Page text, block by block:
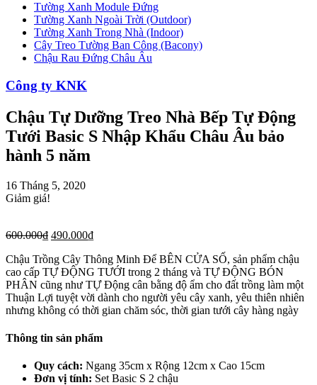
Tường Xanh Module Đứng
Tường Xanh Ngoài Trời (Outdoor)
Tường Xanh Trong Nhà (Indoor)
Cây Treo Tường Ban Công (Bacony)
Chậu Rau Đứng Châu Âu
Công ty KNK
Chậu Tự Dưỡng Treo Nhà Bếp Tự Động
Tưới Basic S Nhập Khẩu Châu Âu bảo
hành 5 năm
16 Tháng 5, 2020
Giảm giá!
600.000₫ 490.000₫
Chậu Trồng Cây Thông Minh Để BÊN CỬA SỐ, sản phẩm chậu
cao cấp TỰ ĐỘNG TƯỚI trong 2 tháng và TỰ ĐỘNG BÓN
PHÂN cũng như TỰ Động cân bằng độ ẩm cho đất trồng làm một
Thuận Lợi tuyệt vời dành cho người yêu cây xanh, yêu thiên nhiên
nhưng không có thời gian chăm sóc, thời gian tưới cây hàng ngày
Thông tin sản phẩm
Quy cách: Ngang 35cm x Rộng 12cm x Cao 15cm
Đơn vị tính: Set Basic S 2 chậu